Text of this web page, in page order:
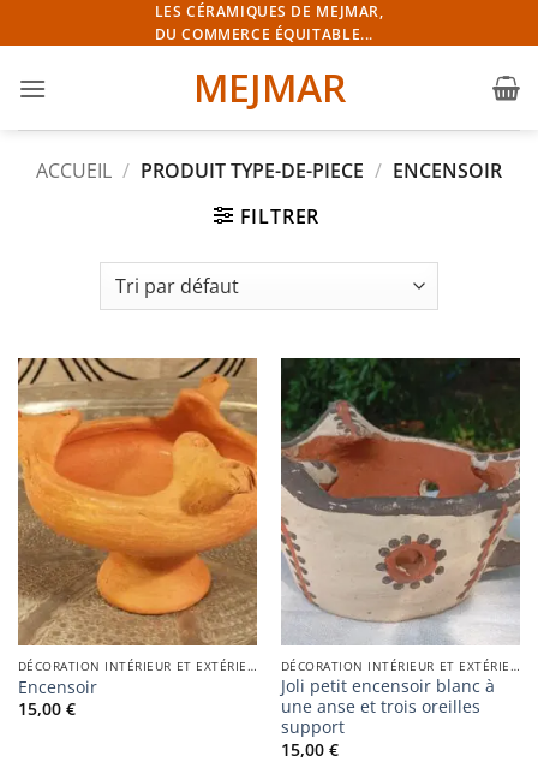
au
LES CÉRAMIQUES DE MEJMAR,
DU COMMERCE ÉQUITABLE...
MEJMAR
ACCUEIL / PRODUIT TYPE-DE-PIECE / ENCENSOIR
FILTRER
DÉCORATION INTÉRIEUR ET EXTÉRIEUR
Encensoir
15,00 €
DÉCORATION INTÉRIEUR ET EXTÉRIEUR
Joli petit encensoir blanc à
une anse et trois oreilles
support
15,00 €